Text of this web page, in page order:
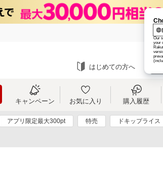
はじめての方へ
キャンペーン お気に入り 購入履歴
アプリ限定最大300pt 特売 ドキップライス